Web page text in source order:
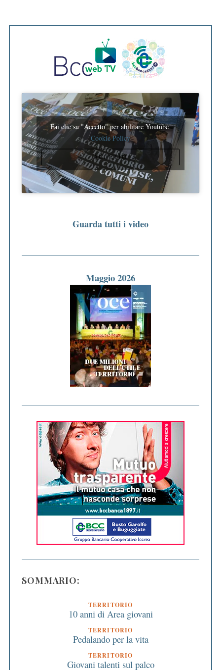
Fai clic su "Accetto" per abilitare Youtube
Cookie Policy
ACCETTO
Guarda tutti i video
Maggio 2026
SOMMARIO:
TERRITORIO
10 anni di Area giovani
TERRITORIO
Pedalando per la vita
TERRITORIO
Giovani talenti sul palco